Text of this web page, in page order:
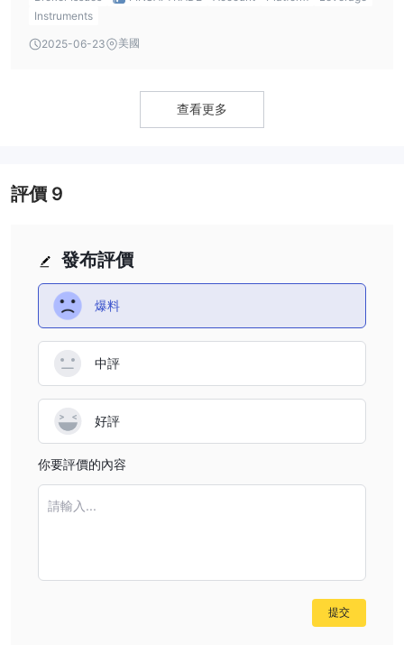
accounts or support MT4/MT5, limiting its appeal to some
Instruments
2025-06-23 美國
查看更多
發布評價
爆料
中評
好評
你要評價的內容
請輸入...
提交
評價 9